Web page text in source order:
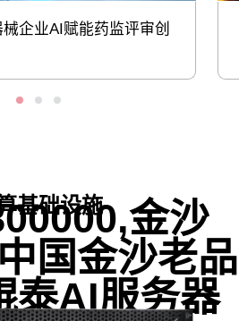
企业AI赋能药监评审创
基础设施
金沙
国金沙老品
泰AI服务器